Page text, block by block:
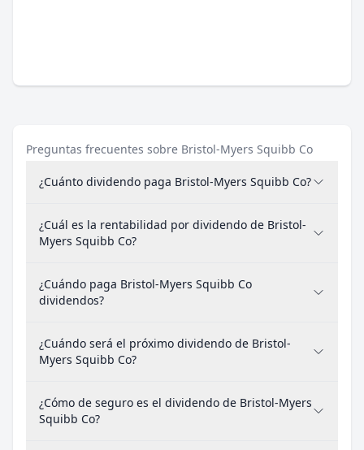
Preguntas frecuentes sobre Bristol-Myers Squibb Co
¿Cuánto dividendo paga Bristol-Myers Squibb Co?
¿Cuál es la rentabilidad por dividendo de Bristol-
Myers Squibb Co?
¿Cuándo paga Bristol-Myers Squibb Co
dividendos?
¿Cuándo será el próximo dividendo de Bristol-
Myers Squibb Co?
¿Cómo de seguro es el dividendo de Bristol-Myers
Squibb Co?